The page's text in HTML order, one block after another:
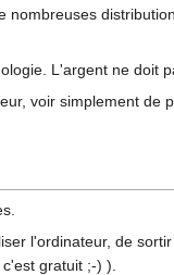
L'argent ne doit
voir simplement
l'ordinateur, de
gratuit ;-) ).